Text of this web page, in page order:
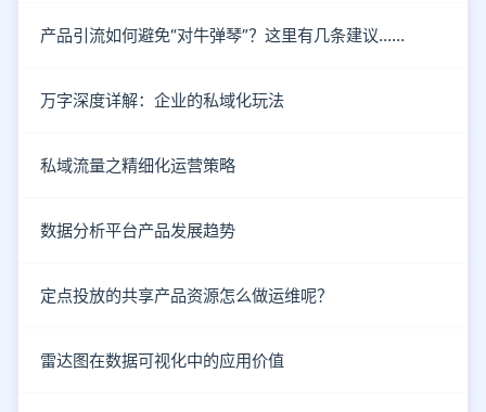
产品引流如何避免“对牛弹琴”？这里有几条建议……
万字深度详解：企业的私域化玩法
私域流量之精细化运营策略
数据分析平台产品发展趋势
定点投放的共享产品资源怎么做运维呢？
雷达图在数据可视化中的应用价值